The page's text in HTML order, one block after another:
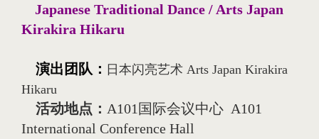
Japanese Traditional Dance / Arts Japan
Kirakira Hikaru
演出团队 ： 日本闪亮艺术 Arts Japan Kirakira
Hikaru
活动地点： A101 国际会议中心A101
International Conference Hall